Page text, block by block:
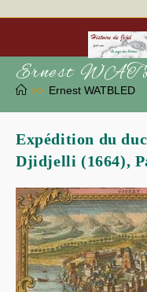
to
Ernest
>> Ernest WATBLED
Expédition du
Djidjelli (1664),